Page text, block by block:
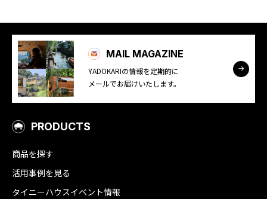
MAIL MAGAZINE
YADOKARIの情報を定期的に
メールでお届けいたします。
PRODUCTS
商品を探す
活用事例を見る
タイニーハウスイベント情報